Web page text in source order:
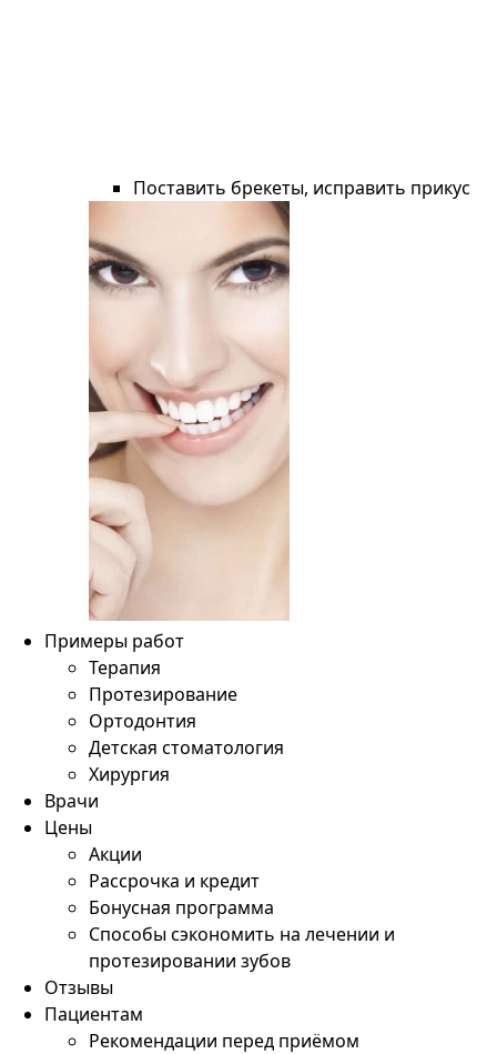
Поставить брекеты, исправить прикус
Примеры работ
Терапия
Протезирование
Ортодонтия
Детская стоматология
Хирургия
Врачи
Цены
Акции
Рассрочка и кредит
Бонусная программа
Способы сэкономить на лечении и
протезировании зубов
Отзывы
Пациентам
Рекомендации перед приёмом